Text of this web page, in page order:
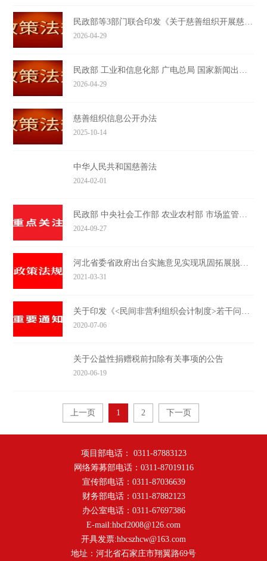
民政部等3部门联合印发《关于慈善组织开展慈善活动年度支出、管理费用和募捐成本的规定》
2026-04-29
民政部 工业和信息化部 广电总局 国家新闻出版署 国家网信办关于印发《公开募捐平台服务管理办法》的通知
2026-04-29
慈善组织信息公开办法
2025-10-14
中华人民共和国慈善法
2024-02-01
民政部 中央社会工作部 农业农村部 市场监管总局 全国工商联关于加强社会组织规范化建设推动社会组织高质量发展的意见
2024-09-27
2021-03-31
2020-07-06
关于公益性捐赠税前扣除有关事项的公告
2020-06-19
上一页 1 2 下一页
项目部电话： 0311-87883123
网络筹募部电话：0311-87019116
宣传部电话：0311-87036639
财务部电话：0311-87882123
办公室电话：0311-67697386
E-mail:hbcf2008@126.com
开具发票:hbcszhcw@163.com
地址：河北省石家庄市翔翼路69号